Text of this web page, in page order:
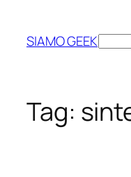
contenuto
SIAMO GEEKCerca
Tag: